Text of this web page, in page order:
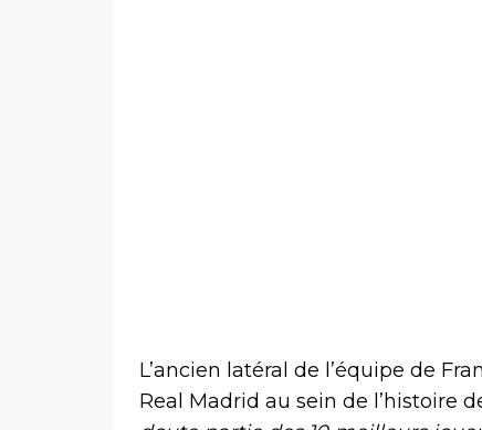
L’ancien latéral de l’équipe de
Real Madrid au sein de l’histoire